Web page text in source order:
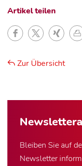
Bleiben Sie auf
Newsletter
Artikel teilen
Zur Übersicht